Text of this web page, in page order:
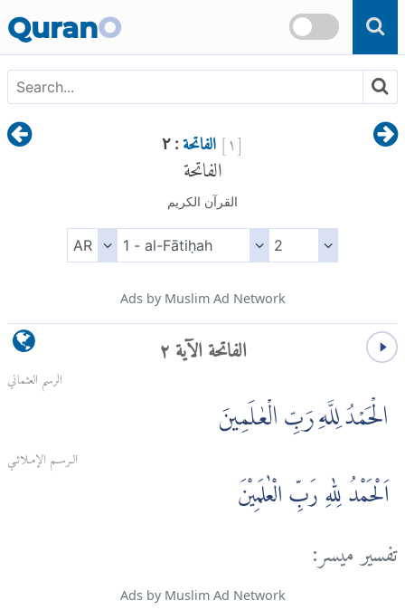
Skip to main content
QuranO
[١]الفاتحة : ٢ الفاتحة
القرآن الكريم
Ads by Muslim Ad Network
الفاتحة الآية ٢
الرسم العثماني
الْحَمْدُ لِلَّهِ رَبِّ الْعٰلَمِينَ
الـرسـم الإمـلائـي
اَلْحَمْدُ لِلّٰهِ رَبِّ الْعٰلَمِيْنَ
تفسير ميسر:
Ads by Muslim Ad Network